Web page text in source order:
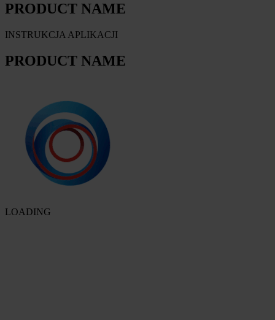
PRODUCT NAME
INSTRUKCJA APLIKACJI
PRODUCT NAME
LOADING